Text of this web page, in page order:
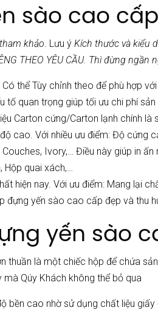
sào cao cấp
khảo. Lưu ý Kích thước và kiểu
THEO YÊU CẦU. Thì đừng
thể Tùy chỉnh theo để phù hợp
quan trọng giúp tối ưu chi phí
Carton cứng/Carton lạnh chính
cao. Với nhiều ưu điểm: Độ
Ivory,… Điều này giúp in
Hộp quai xách,…
hiện nay. Với ưu điểm: Mang lại
đựng yến sào cao cấp đẹp và thu
yến sào
là một chiếc hộp để chứa
Qúy Khách không thể bỏ qua
cao nhờ sử dụng chất liệu